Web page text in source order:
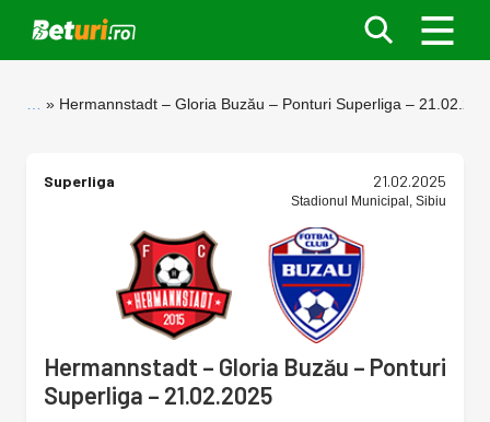
Hermannstadt – Gloria Buzău – Ponturi Superliga –
Superliga 21.02.2025
Stadionul Municipal, Sibiu
Hermannstadt – Gloria Buzău – Ponturi
Superliga – 21.02.2025